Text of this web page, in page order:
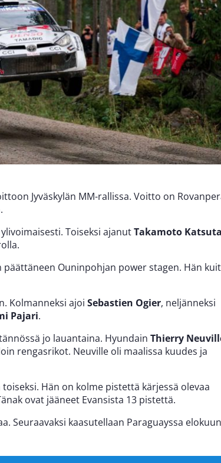
Jyväskylän MM-rallissa. Voitto on
Toiseksi ajanutTakamoto Katsuta
päättäneen Ouninpohjan power stagen. Hän
Kolmanneksi ajoi Sebastien Ogier, neljänneksi
Pajari.
jo lauantaina. Hyundain Thierry
rengasrikot. Neuville oli maalissa kuudes ja
Hän on kolme pistettä kärjessä olevaa
ovat jääneet Evansista 13 pistettä.
Seuraavaksi kaasutellaan Paraguayssa elokuun